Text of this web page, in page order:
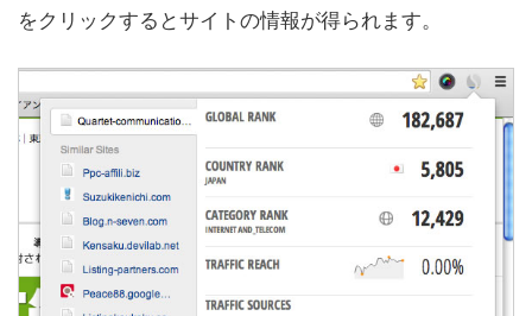
をクリックするとサイトの情報が得られます。